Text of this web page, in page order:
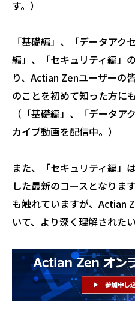
す。）
「基礎編」、「データアク
編」、「セキュリティ編」
り、Actian Zenユーザーの
のことを初めて知った方に
（「基礎編」、「データア
カイブ動画を配信中。）
また、「セキュリティ編」
した最新のコースとなりま
も触れていますが、Actian
いて、より深く理解された